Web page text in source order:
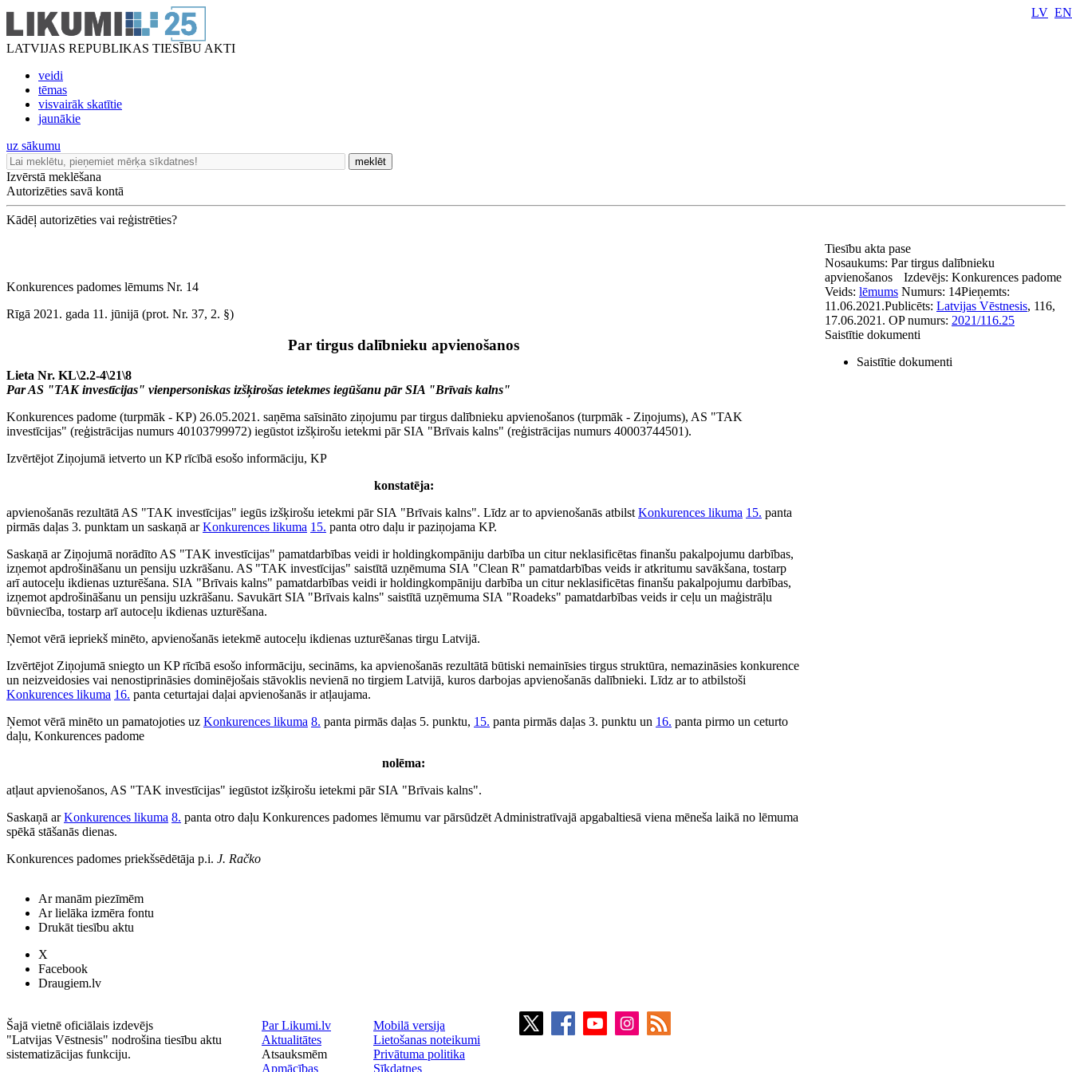
LATVIJAS REPUBLIKAS TIESĪBU AKTI
veidi
tēmas
visvairāk skatītie
jaunākie
LV EN
uz sākumu
meklēt
Izvērstā meklēšana
Autorizēties savā kontā
Kādēļ autorizēties vai reģistrēties?
Konkurences padomes lēmums Nr. 14
Rīgā 2021. gada 11. jūnijā (prot. Nr. 37, 2. §)
Par tirgus dalībnieku apvienošanos
Lieta Nr. KL\2.2-4\21\8
Par AS "TAK investīcijas" vienpersoniskas izšķirošas ietekmes iegūšanu pār SIA "Brīvais kalns"
Konkurences padome (turpmāk - KP) 26.05.2021. saņēma saīsināto ziņojumu par tirgus dalībnieku apvienošanos (turpmāk - Ziņojums), AS "TAK
investīcijas" (reģistrācijas numurs 40103799972) iegūstot izšķirošu ietekmi pār SIA "Brīvais kalns" (reģistrācijas numurs 40003744501).
Izvērtējot Ziņojumā ietverto un KP rīcībā esošo informāciju, KP
konstatēja:
apvienošanās rezultātā AS "TAK investīcijas" iegūs izšķirošu ietekmi pār SIA "Brīvais kalns". Līdz ar to apvienošanās atbilstKonkurences likuma 15. panta
pirmās daļas 3. punktam un saskaņā arKonkurences likuma 15. panta otro daļu ir paziņojama KP.
Saskaņā ar Ziņojumā norādīto AS "TAK investīcijas" pamatdarbības veidi ir holdingkompāniju darbība un citur neklasificētas finanšu pakalpojumu darbības,
izņemot apdrošināšanu un pensiju uzkrāšanu. AS "TAK investīcijas" saistītā uzņēmuma SIA "Clean R" pamatdarbības veids ir atkritumu savākšana, tostarp
arī autoceļu ikdienas uzturēšana. SIA "Brīvais kalns" pamatdarbības veidi ir holdingkompāniju darbība un citur neklasificētas finanšu pakalpojumu darbības,
izņemot apdrošināšanu un pensiju uzkrāšanu. Savukārt SIA "Brīvais kalns" saistītā uzņēmuma SIA "Roadeks" pamatdarbības veids ir ceļu un maģistrāļu
būvniecība, tostarp arī autoceļu ikdienas uzturēšana.
Ņemot vērā iepriekš minēto, apvienošanās ietekmē autoceļu ikdienas uzturēšanas tirgu Latvijā.
Izvērtējot Ziņojumā sniegto un KP rīcībā esošo informāciju, secināms, ka apvienošanās rezultātā būtiski nemainīsies tirgus struktūra, nemazināsies konkurence
un neizveidosies vai nenostiprināsies dominējošais stāvoklis nevienā no tirgiem Latvijā, kuros darbojas apvienošanās dalībnieki. Līdz ar to atbilstoši
Konkurences likuma 16. panta ceturtajai daļai apvienošanās ir atļaujama.
Ņemot vērā minēto un pamatojoties uz Konkurences likuma 8. panta pirmās daļas 5. punktu, 15. panta pirmās daļas 3. punktu un 16. panta pirmo un ceturto
daļu, Konkurences padome
nolēma:
atļaut apvienošanos, AS "TAK investīcijas" iegūstot izšķirošu ietekmi pār SIA "Brīvais kalns".
Saskaņā arKonkurences likuma 8. panta otro daļu Konkurences padomes lēmumu var pārsūdzēt Administratīvajā apgabaltiesā viena mēneša laikā no lēmuma
spēkā stāšanās dienas.
Konkurences padomes priekšsēdētāja p.i. J. Račko
Tiesību akta pase
Nosaukums: Par tirgus dalībnieku
apvienošanos
Izdevējs: Konkurences padome
Veids: lēmums Numurs: 14Pieņemts:
11.06.2021.Publicēts: Latvijas Vēstnesis, 116,
17.06.2021. OP numurs: 2021/116.25
Saistītie dokumenti
Saistītie dokumenti
Ar manām piezīmēm
Ar lielāka izmēra fontu
Drukāt tiesību aktu
X
Facebook
Draugiem.lv
Šajā vietnē oficiālais izdevējs
"Latvijas Vēstnesis" nodrošina tiesību aktu
sistematizācijas funkciju.
Par Likumi.lv
Aktualitātes
Atsauksmēm
Apmācības
Mobilā versija
Lietošanas noteikumi
Privātuma politika
Sīkdatnes